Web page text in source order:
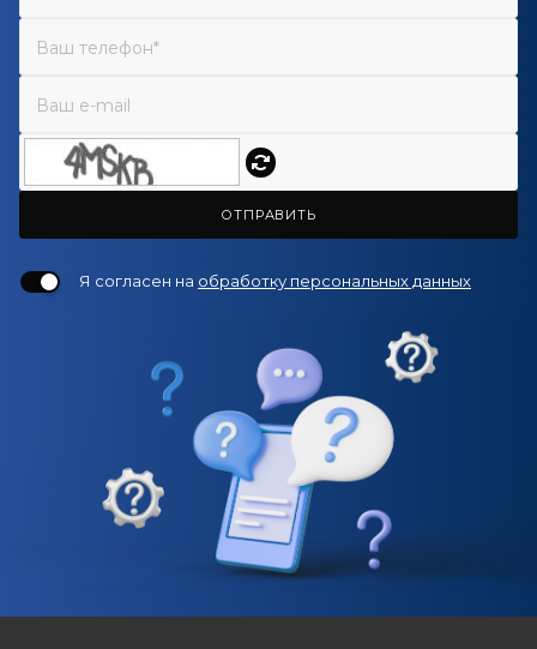
ОТПРАВИТЬ
Я согласен на обработку персональных данных